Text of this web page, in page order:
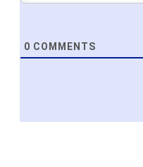
0 COMMENTS